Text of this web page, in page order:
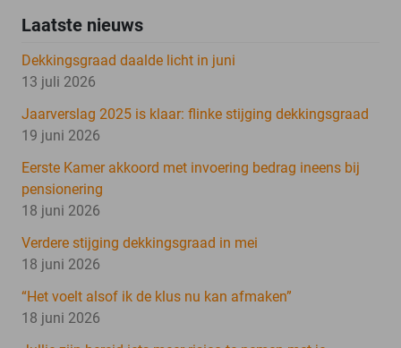
Laatste nieuws
Dekkingsgraad daalde licht in juni
13 juli 2026
Jaarverslag 2025 is klaar: flinke stijging dekkingsgraad
19 juni 2026
Eerste Kamer akkoord met invoering bedrag ineens bij
pensionering
18 juni 2026
Verdere stijging dekkingsgraad in mei
18 juni 2026
“Het voelt alsof ik de klus nu kan afmaken”
18 juni 2026